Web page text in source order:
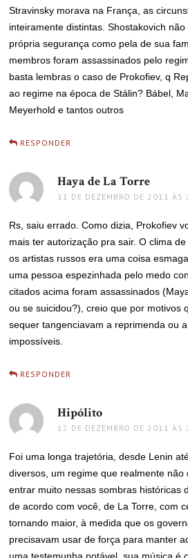
Stravinsky morava na França, as
inteiramente distintas. Shostakovich
própria segurança como pela de sua
membros foram assassinados pelo
basta lembras o caso de Prokofiev, q
ao regime na época de Stálin? Bábel,
Meyerhold e tantos outros
RESPONDER
Haya de La Torre
11 DE DEZEMBRO DE 2011 ÀS
Rs, saiu errado. Como dizia, Prokofiev
mais ter autorização pra sair. O clima
os artistas russos era uma coisa
uma pessoa espezinhada pelo medo
citados acima foram assassinados
ou se suicidou?), creio que por motivos
sequer tangenciavam a reprimenda ou
impossíveis.
RESPONDER
Hipólito
12 DE DEZEMBRO DE 2011 ÀS
Foi uma longa trajetória, desde Lenin
diversos, um regime que realmente não
entrar muito nessas sombras históricas
de acordo com você, de La Torre, com
tornando maior, à medida que os
precisavam usar de força para manter